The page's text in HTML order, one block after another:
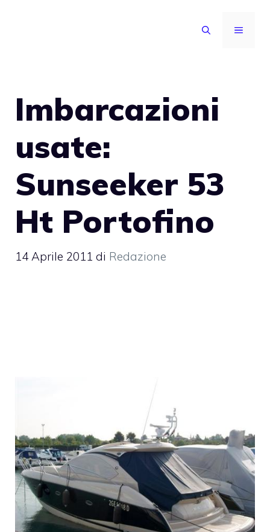
MENU
Imbarcazioni
usate:
Sunseeker 53
Ht Portofino
14 Aprile 2011 di Redazione